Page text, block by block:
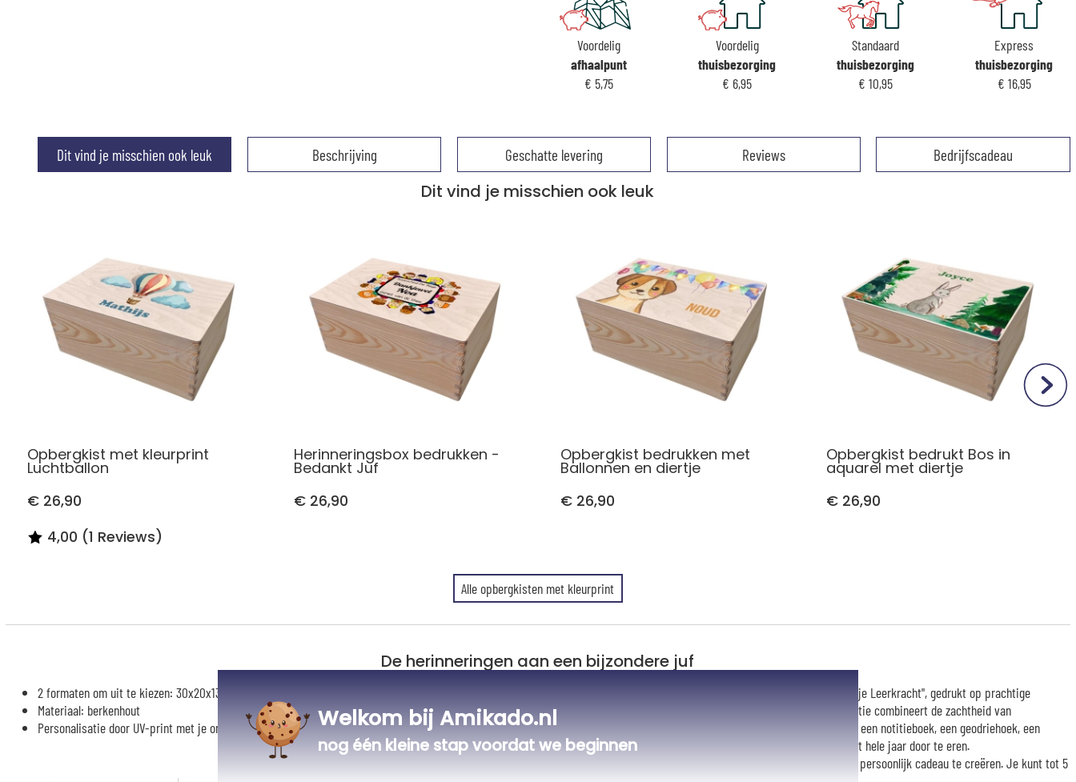
Voordelig
afhaalpunt
€ 5,75
Voordelig
thuisbezorging
€ 6,95
Standaard
thuisbezorging
€ 10,95
Express
thuisbezorging
€ 16,95
Dit vind je misschien ook leuk Beschrijving Geschatte levering Reviews Bedrijfscadeau
Dit vind je misschien ook leuk
Opbergkist met kleurprint
Luchtballon
€ 26,90
4,00 (1 Reviews)
Herinneringsbox bedrukken -
Bedankt Juf
€ 26,90
Opbergkist bedrukken met
Ballonnen en diertje
€ 26,90
Opbergkist bedrukt Bos in
aquarel met diertje
€ 26,90
Alle opbergkisten met kleurprint
De herinneringen aan een bijzondere juf
2 formaten om uit te kiezen: 30x20x13cm of 40x30x13cm
Materiaal: berkenhout
Personalisatie door UV-print met je ontwerp bedankje juf gepersonaliseerd
Druk je dankbaarheid met elegantie uit met onze collectie "Bedankje Leerkracht", gedrukt op prachtige
gepersonaliseerde houten herinnerdozen. Elk model uit deze collectie combineert de zachtheid van
bloemmotieven met leuke accessoires uit de schoolwereld – zoals een notitieboek, een geodriehoek, een
potlood of een liniaal – om de waardevolle rol van de leerkracht het hele jaar door te eren.
Deze houten herinnerdoos is volledig aanpasbaar om een uniek en persoonlijk cadeau te creëren. Je kunt tot 5
Welkom bij Amikado.nl
nog één kleine stap voordat we beginnen